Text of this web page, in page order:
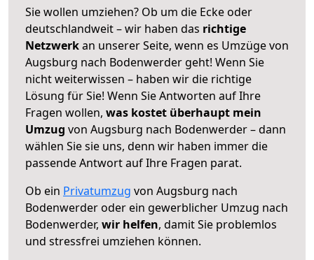
Sie wollen umziehen? Ob um die Ecke oder
deutschlandweit – wir haben das richtige
Netzwerkan unserer Seite, wenn es Umzüge von
Augsburg nach Bodenwerder geht! Wenn Sie
nicht weiterwissen – haben wir die richtige
Lösung für Sie! Wenn Sie Antworten auf Ihre
Fragen wollen, was kostet überhaupt mein
Umzug von Augsburg nach Bodenwerder – dann
wählen Sie sie uns, denn wir haben immer die
passende Antwort auf Ihre Fragen parat.
Ob ein Privatumzug von Augsburg nach
Bodenwerder oder ein gewerblicher Umzug nach
Bodenwerder, wir helfen, damit Sie problemlos
und stressfrei umziehen können.